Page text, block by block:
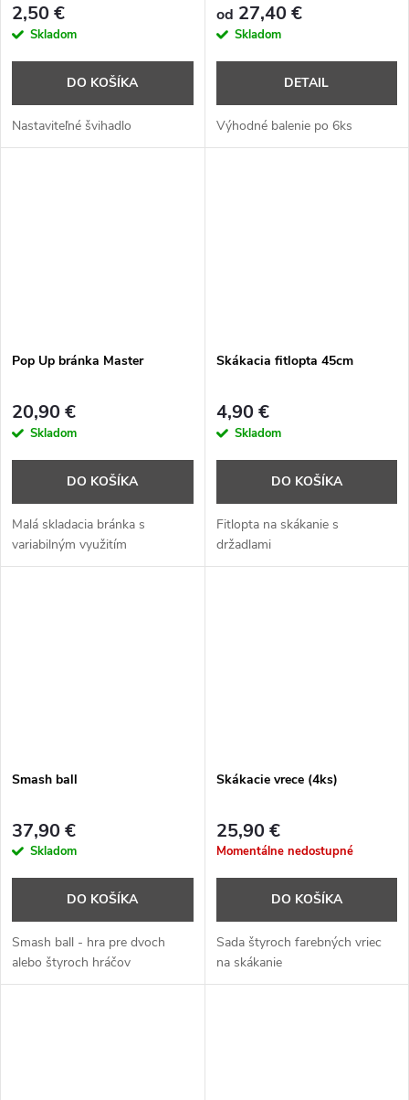
2,50 €
Skladom
DO KOŠÍKA
Nastaviteľné švihadlo
od 27,40 €
Skladom
DETAIL
Výhodné balenie po 6ks
Pop Up bránka Master
20,90 €
Skladom
DO KOŠÍKA
Malá skladacia bránka s
variabilným využitím
Skákacia fitlopta 45cm
4,90 €
Skladom
DO KOŠÍKA
Fitlopta na skákanie s
držadlami
Smash ball
37,90 €
Skladom
DO KOŠÍKA
Smash ball - hra pre dvoch
alebo štyroch hráčov
Skákacie vrece (4ks)
25,90 €
Momentálne nedostupné
DO KOŠÍKA
Sada štyroch farebných vriec
na skákanie